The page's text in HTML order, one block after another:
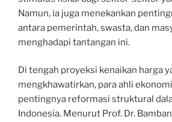
Namun, ia juga menekankan
antara pemerintah, swasta, dan
menghadapi tantangan ini.
Di tengah proyeksi kenaikan harga
mengkhawatirkan, para ahli
pentingnya reformasi struktural
Indonesia. Menurut Prof. Dr.